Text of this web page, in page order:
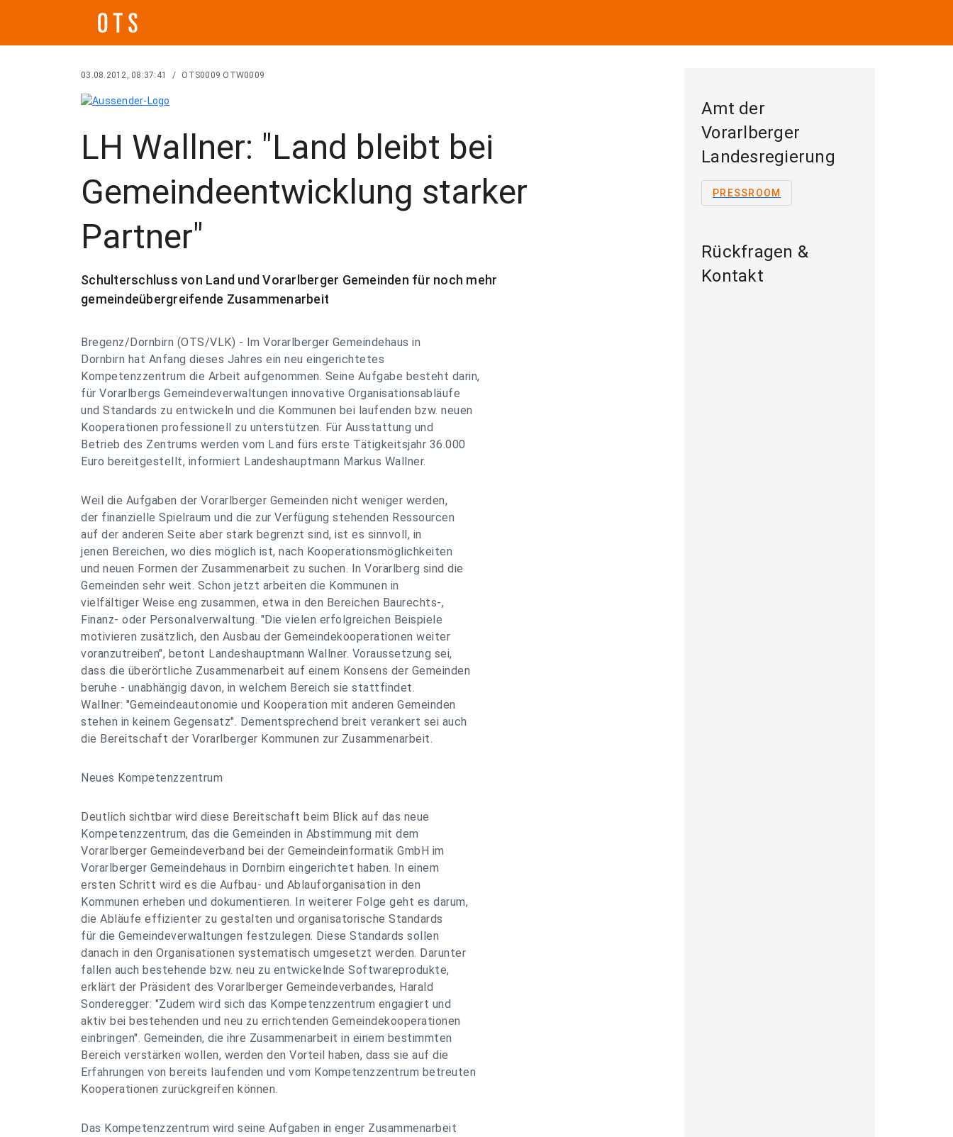
03.08.2012, 08:37:41 / OTS0009 OTW0009
LH Wallner: "Land bleibt bei
Gemeindeentwicklung starker
Partner"
Schulterschluss von Land und Vorarlberger Gemeinden für noch mehr
gemeindeübergreifende Zusammenarbeit
Bregenz/Dornbirn (OTS/VLK) - Im Vorarlberger Gemeindehaus in
Dornbirn hat Anfang dieses Jahres ein neu eingerichtetes
Kompetenzzentrum die Arbeit aufgenommen. Seine Aufgabe besteht darin,
für Vorarlbergs Gemeindeverwaltungen innovative Organisationsabläufe
und Standards zu entwickeln und die Kommunen bei laufenden bzw. neuen
Kooperationen professionell zu unterstützen. Für Ausstattung und
Betrieb des Zentrums werden vom Land fürs erste Tätigkeitsjahr 36.000
Euro bereitgestellt, informiert Landeshauptmann Markus Wallner.
Weil die Aufgaben der Vorarlberger Gemeinden nicht weniger werden,
der finanzielle Spielraum und die zur Verfügung stehenden Ressourcen
auf der anderen Seite aber stark begrenzt sind, ist es sinnvoll, in
jenen Bereichen, wo dies möglich ist, nach Kooperationsmöglichkeiten
und neuen Formen der Zusammenarbeit zu suchen. In Vorarlberg sind die
Gemeinden sehr weit. Schon jetzt arbeiten die Kommunen in
vielfältiger Weise eng zusammen, etwa in den Bereichen Baurechts-,
Finanz- oder Personalverwaltung. "Die vielen erfolgreichen Beispiele
motivieren zusätzlich, den Ausbau der Gemeindekooperationen weiter
voranzutreiben", betont Landeshauptmann Wallner. Voraussetzung sei,
dass die überörtliche Zusammenarbeit auf einem Konsens der Gemeinden
beruhe - unabhängig davon, in welchem Bereich sie stattfindet.
Wallner: "Gemeindeautonomie und Kooperation mit anderen Gemeinden
stehen in keinem Gegensatz". Dementsprechend breit verankert sei auch
die Bereitschaft der Vorarlberger Kommunen zur Zusammenarbeit.
Neues Kompetenzzentrum
Deutlich sichtbar wird diese Bereitschaft beim Blick auf das neue
Kompetenzzentrum, das die Gemeinden in Abstimmung mit dem
Vorarlberger Gemeindeverband bei der Gemeindeinformatik GmbH im
Vorarlberger Gemeindehaus in Dornbirn eingerichtet haben. In einem
ersten Schritt wird es die Aufbau- und Ablauforganisation in den
Kommunen erheben und dokumentieren. In weiterer Folge geht es darum,
die Abläufe effizienter zu gestalten und organisatorische Standards
für die Gemeindeverwaltungen festzulegen. Diese Standards sollen
danach in den Organisationen systematisch umgesetzt werden. Darunter
fallen auch bestehende bzw. neu zu entwickelnde Softwareprodukte,
erklärt der Präsident des Vorarlberger Gemeindeverbandes, Harald
Sonderegger: "Zudem wird sich das Kompetenzzentrum engagiert und
aktiv bei bestehenden und neu zu errichtenden Gemeindekooperationen
einbringen". Gemeinden, die ihre Zusammenarbeit in einem bestimmten
Bereich verstärken wollen, werden den Vorteil haben, dass sie auf die
Erfahrungen von bereits laufenden und vom Kompetenzzentrum betreuten
Kooperationen zurückgreifen können.
Das Kompetenzzentrum wird seine Aufgaben in enger Zusammenarbeit
Amt der
Vorarlberger
Landesregierung
PRESSROOM
Rückfragen &
Kontakt